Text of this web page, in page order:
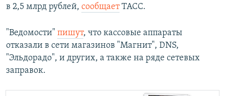
в 2,5 млрд рублей, сообщаетТАСС.
"Ведомости" пишут, что кассовые аппараты
отказали в сети магазинов "Магнит", DNS,
"Эльдорадо", и других, а также на ряде сетевых
заправок.